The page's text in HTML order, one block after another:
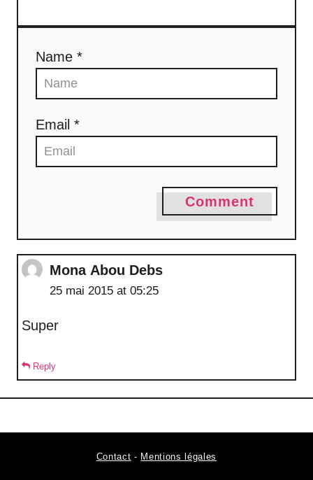
Name *
Email *
Comment
Mona Abou Debs
25 mai 2015 at 05:25
Super
Reply
Contact - Mentions légales